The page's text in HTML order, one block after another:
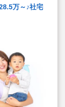
万～♪社宅